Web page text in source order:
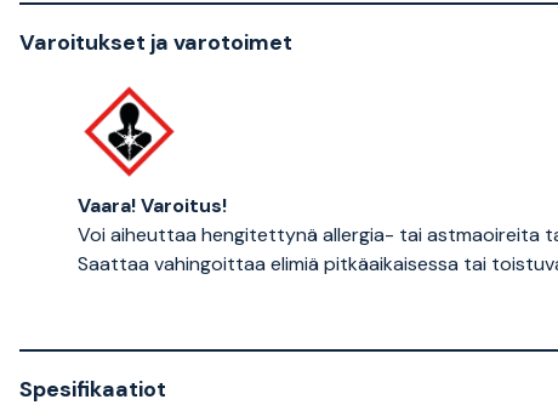
Varoitukset ja varotoimet
Vaara!Varoitus!
Voi aiheuttaa hengitettynä allergia- tai astmaoireita
Saattaa vahingoittaa elimiä pitkäaikaisessa tai
Spesifikaatiot